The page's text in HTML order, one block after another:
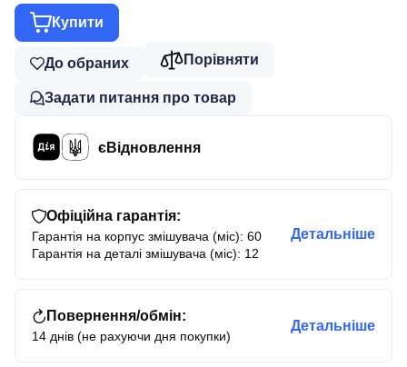
Купити
До обраних Порівняти
Задати питання про товар
єВідновлення
Офіційна гарантія:
Гарантія на корпус змішувача (міс): 60
Гарантія на деталі змішувача (міс): 12
Детальніше
Повернення/обмін:
14 днів (не рахуючи дня покупки)
Детальніше